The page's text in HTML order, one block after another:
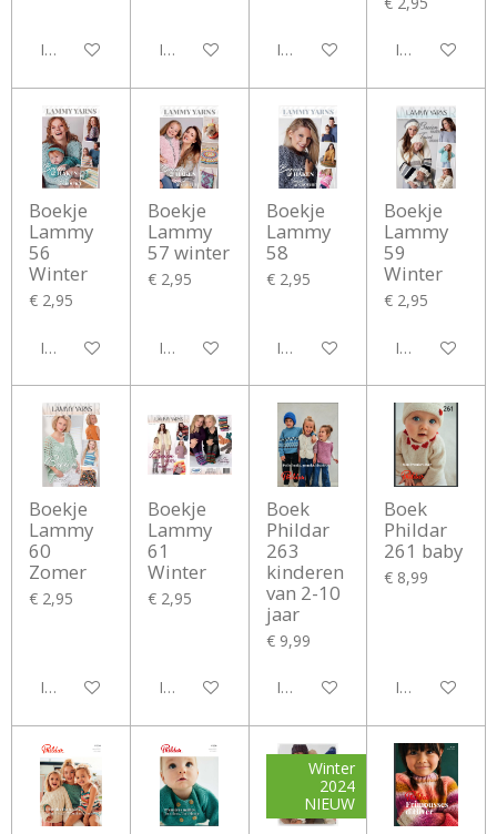
In winkelwagen In winkelwagen In winkelwagen In
Boekje
Lammy
56
Winter
€ 2,95
In winkelwagen
Boekje
Lammy
57 winter
€ 2,95
In winkelwagen
Boekje
Lammy
58
€ 2,95
In winkelwagen
Boekje
Lammy
59
Winter
€ 2,95
In
Boekje
Lammy
60
Zomer
€ 2,95
In winkelwagen
Boekje
Lammy
61
Winter
€ 2,95
In winkelwagen
Boek
Phildar
263
kinderen
van 2-10
jaar
€ 9,99
In winkelwagen
Boek
Phildar
261 baby
€ 8,99
In
Winter
2024
NIEUW